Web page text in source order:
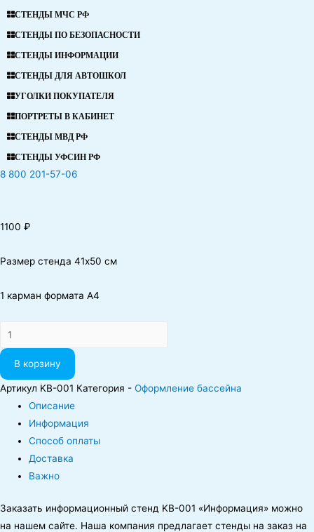
СТЕНДЫ МЧС РФ
СТЕНДЫ ПО БЕЗОПАСНОСТИ
СТЕНДЫ ИНФОРМАЦИИ
СТЕНДЫ ДЛЯ АВТОШКОЛ
УГОЛКИ ПОКУПАТЕЛЯ
ПОРТРЕТЫ В КАБИНЕТ
СТЕНДЫ МВД РФ
СТЕНДЫ УФСИН РФ
8 800 201-57-06
1100 ₽
Размер стенда 41х50 см
1 карман формата А4
Количество
В корзину
Артикул KB-001 Категория - Оформление бассейна
Описание
Информация
Способ оплаты
Доставка
Важно
Заказать информационный стенд KB-001 «Информация» можно
на нашем сайте. Наша компания предлагает стенды на заказ на